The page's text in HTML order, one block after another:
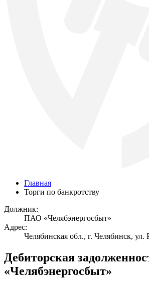
Главная
Торги по банкротству
Должник:
ПАО «Челябэнергосбыт»
Адрес:
Челябинская обл., г. Челябинск, ул.
Дебиторская
«Челябэнергосбыт»